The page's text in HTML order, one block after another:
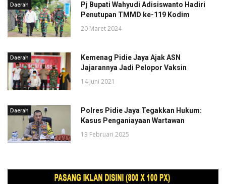
Daerah
Pj Bupati Wahyudi Adisiswanto Hadiri
Penutupan TMMD ke-119 Kodim
20 Maret 2024
Daerah
Kemenag Pidie Jaya Ajak ASN
Jajarannya Jadi Pelopor Vaksin
14 Juni 2021
Daerah
Polres Pidie Jaya Tegakkan Hukum:
Kasus Penganiayaan Wartawan
13 Februari 2025